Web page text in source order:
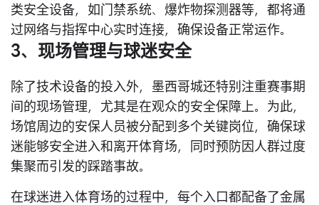
类安全设备，如门禁系统、爆炸物探测器等，都将通
过网络与指挥中心实时连接，确保设备正常运作。
3、现场管理与球迷安全
除了技术设备的投入外，墨西哥城还特别注重赛事期
间的现场管理，尤其是在观众的安全保障上。为此，
场馆周边的安保人员被分配到多个关键岗位，确保球
迷能够安全进入和离开体育场，同时预防因人群过度
集聚而引发的踩踏事故。
在球迷进入体育场的过程中，每个入口都配备了金属